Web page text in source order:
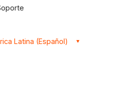
Latina (Español)